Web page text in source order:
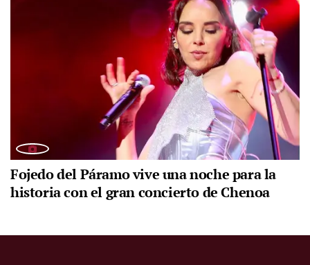
Fojedo del Páramo vive una noche para la
historia con el gran concierto de Chenoa